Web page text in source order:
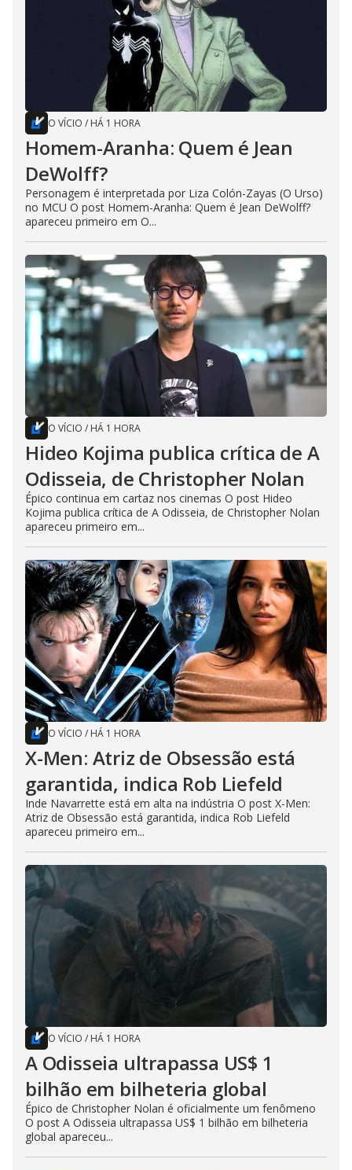
O VÍCIO / HÁ 1 HORA
Homem-Aranha: Quem é Jean
DeWolff?
Personagem é interpretada por Liza Colón-Zayas (O Urso)
no MCU O post Homem-Aranha: Quem é Jean DeWolff?
apareceu primeiro em O...
O VÍCIO / HÁ 1 HORA
Hideo Kojima publica crítica de A
Odisseia, de Christopher Nolan
Épico continua em cartaz nos cinemas O post Hideo
Kojima publica crítica de A Odisseia, de Christopher Nolan
apareceu primeiro em...
O VÍCIO / HÁ 1 HORA
X-Men: Atriz de Obsessão está
garantida, indica Rob Liefeld
Inde Navarrette está em alta na indústria O post X-Men:
Atriz de Obsessão está garantida, indica Rob Liefeld
apareceu primeiro em...
O VÍCIO / HÁ 1 HORA
A Odisseia ultrapassa US$ 1
bilhão em bilheteria global
Épico de Christopher Nolan é oficialmente um fenômeno
O post A Odisseia ultrapassa US$ 1 bilhão em bilheteria
global apareceu...